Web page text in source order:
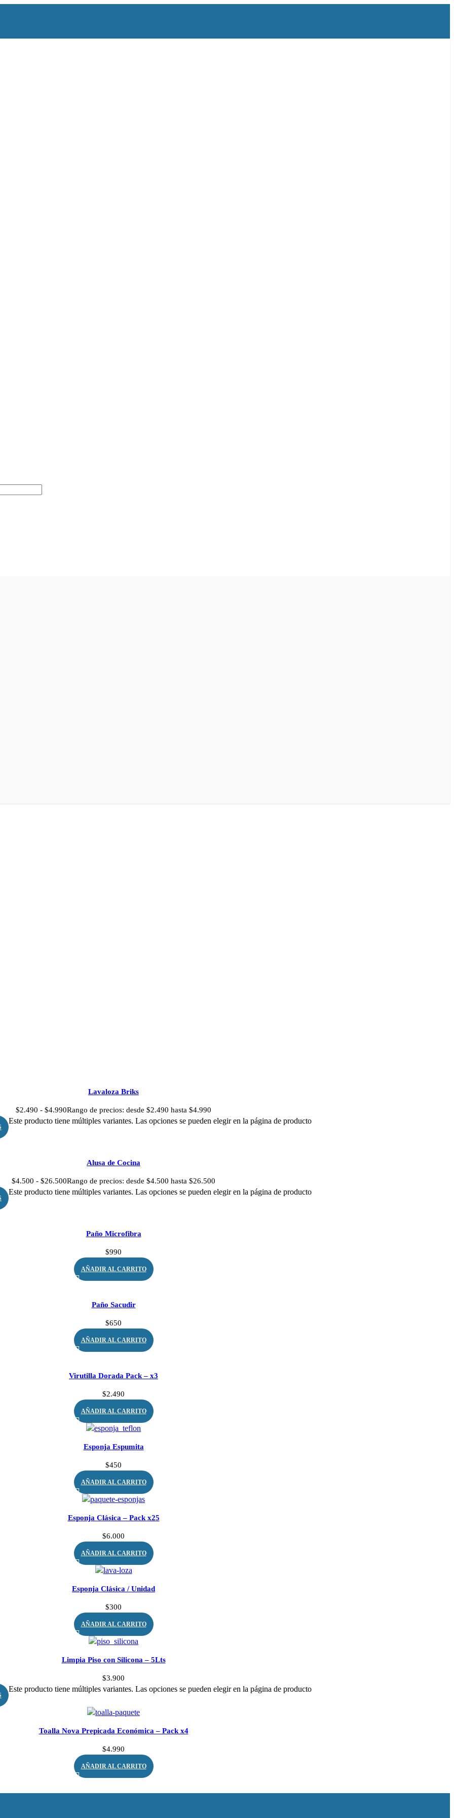
Lavaloza Briks
$2.490 - $4.990Rango de precios: desde $2.490 hasta $4.990
Este producto tiene múltiples variantes. Las opciones se pueden elegir en la página de producto
Alusa de Cocina
$4.500 - $26.500Rango de precios: desde $4.500 hasta $26.500
Este producto tiene múltiples variantes. Las opciones se pueden elegir en la página de producto
Paño Microfibra
$990
AÑADIR AL CARRITO
Paño Sacudir
$650
AÑADIR AL CARRITO
Virutilla Dorada Pack – x3
$2.490
AÑADIR AL CARRITO
Esponja Espumita
$450
AÑADIR AL CARRITO
Esponja Clásica – Pack x25
$6.000
AÑADIR AL CARRITO
Esponja Clásica / Unidad
$300
AÑADIR AL CARRITO
Limpia Piso con Silicona – 5Lts
$3.900
Este producto tiene múltiples variantes. Las opciones se pueden elegir en la página de producto
Toalla Nova Prepicada Económica – Pack x4
$4.990
AÑADIR AL CARRITO